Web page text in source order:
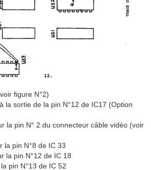
figure N°2)
la sortie de la pin N°12 de IC17 (Option
la pin N° 2 du connecteur câble vidéo (voir
la pin N°8 de IC 33
la pin N°12 de IC 18
pin N°13 de IC 52